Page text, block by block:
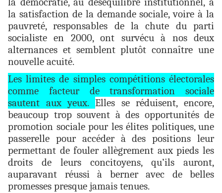
la satisfaction de la demande sociale, voire à la
pauvreté, responsables de la chute du parti
socialiste en 2000, ont survécu à nos deux
alternances et semblent plutôt connaître une
nouvelle acuité.
Les limites de simples compétitions électorales
comme facteur de transformation sociale
sautent aux yeux. Elles se réduisent, encore,
beaucoup trop souvent à des opportunités de
promotion sociale pour les élites politiques, une
passerelle pour accéder à des positions leur
permettant de fouler allègrement aux pieds les
droits de leurs concitoyens, qu’ils auront,
auparavant réussi à berner avec de belles
promesses presque jamais tenues.